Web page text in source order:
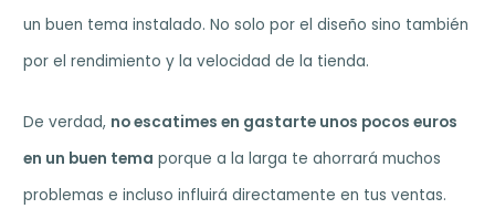
un buen tema instalado. No solo por el diseño sino también
por el rendimiento y la velocidad de la tienda.
De verdad, no escatimes en gastarte unos pocos euros
en un buen tema porque a la larga te ahorrará muchos
problemas e incluso influirá directamente en tus ventas.